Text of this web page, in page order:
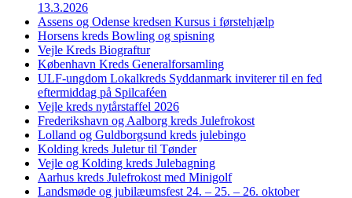
13.3.2026
Assens og Odense kredsen Kursus i førstehjælp
Horsens kreds Bowling og spisning
Vejle Kreds Biograftur
København Kreds Generalforsamling
ULF-ungdom Lokalkreds Syddanmark inviterer til en fed
eftermiddag på Spilcaféen
Vejle kreds nytårstaffel 2026
Frederikshavn og Aalborg kreds Julefrokost
Lolland og Guldborgsund kreds julebingo
Kolding kreds Juletur til Tønder
Vejle og Kolding kreds Julebagning
Aarhus kreds Julefrokost med Minigolf
Landsmøde og jubilæumsfest 24. – 25. – 26. oktober